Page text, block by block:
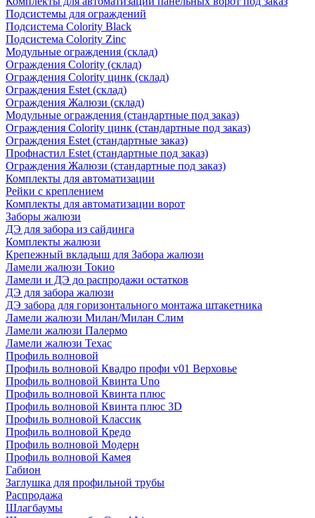
Подсистемы для ограждений
Подсистема Colority Black
Подсистема Colority Zinc
Модульные ограждения (склад)
Ограждения Colority (склад)
Ограждения Colority цинк (склад)
Ограждения Estet (склад)
Ограждения Жалюзи (склад)
Модульные ограждения (стандартные под заказ)
Ограждения Colority цинк (стандартные под заказ)
Ограждения Estet (стандартные заказ)
Профнастил Estet (стандартные под заказ)
Ограждения Жалюзи (стандартные под заказ)
Комплекты для автоматизации
Рейки с креплением
Комплекты для автоматизации ворот
Заборы жалюзи
ДЭ для забора из сайдинга
Комплекты жалюзи
Крепежный вкладыш для Забора жалюзи
Ламели жалюзи Токио
Ламели и ДЭ до распродажи остатков
ДЭ для забора жалюзи
ДЭ забора для горизонтального монтажа штакетника
Ламели жалюзи Милан/Милан Слим
Ламели жалюзи Палермо
Ламели жалюзи Техас
Профиль волновой
Профиль волновой Квадро профи v01 Верховье
Профиль волновой Квинта Uno
Профиль волновой Квинта плюс
Профиль волновой Квинта плюс 3D
Профиль волновой Классик
Профиль волновой Кредо
Профиль волновой Модерн
Профиль волновой Камея
Габион
Заглушка для профильной трубы
Распродажа
Шлагбаумы